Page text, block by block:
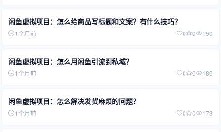
闲鱼虚拟项目：怎么给商品写标题和文案？有什么技巧？
1个月前 0 0 190
闲鱼虚拟项目：怎么用闲鱼引流到私域？
1个月前 0 0 189
闲鱼虚拟项目：怎么解决发货麻烦的问题？
1个月前 0 0 173